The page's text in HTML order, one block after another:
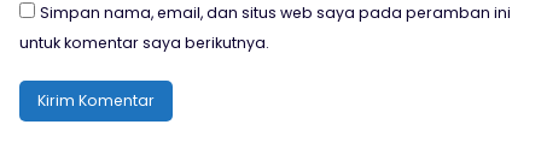
Simpan nama, email, dan situs web saya pada peramban ini
untuk komentar saya berikutnya.